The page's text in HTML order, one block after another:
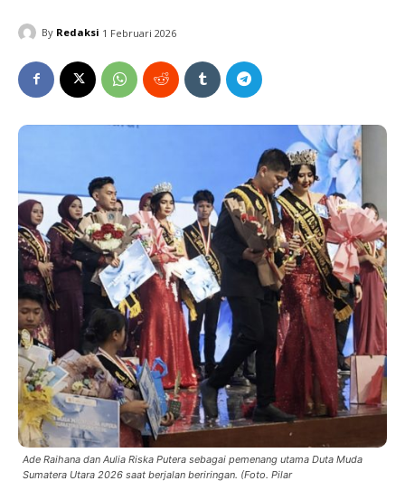
By Redaksi 1 Februari 2026
Ade Raihana dan Aulia Riska Putera sebagai pemenang utama Duta Muda
Sumatera Utara 2026 saat berjalan beriringan. (Foto. Pilar